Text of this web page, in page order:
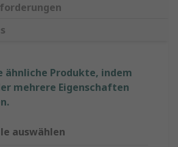
ähnliche Produkte, indem
mehrere Eigenschaften
auswählen